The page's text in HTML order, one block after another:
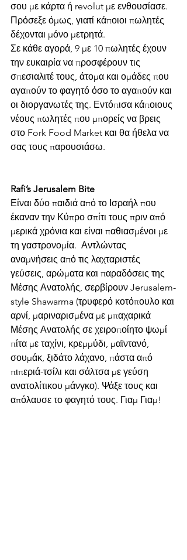
σου με κάρτα ή revolut με ενθουσίασε.
Πρόσεξε όμως, γιατί κάποιοι πωλητές
δέχονται μόνο μετρητά.
Σε κάθε αγορά, 9 με 10 πωλητές έχουν
την ευκαιρία να προσφέρουν τις
σπεσιαλιτέ τους, άτομα και ομάδες που
αγαπούν το φαγητό όσο το αγαπούν και
οι διοργανωτές της. Εντόπισα κάποιους
νέους πωλητές που μπορείς να βρεις
στο Fork Food Market και θα ήθελα να
σας τους παρουσιάσω.
Rafi’s Jerusalem Bite
Είναι δύο παιδιά από το Ισραήλ που
έκαναν την Κύπρο σπίτι τους πριν από
μερικά χρόνια και είναι παθιασμένοι με
τη γαστρονομία.  Αντλώντας
αναμνήσεις από τις λαχταριστές
γεύσεις, αρώματα και παραδόσεις της
Μέσης Ανατολής, σερβίρουν Jerusalem-
style Shawarma (τρυφερό κοτόπουλο και
αρνί, μαριναρισμένα με μπαχαρικά
Μέσης Ανατολής σε χειροποίητο ψωμί
πίτα με ταχίνι, κρεμμύδι, μαϊντανό,
σουμάκ, ξιδάτο λάχανο, πάστα από
πιπεριά-τσίλι και σάλτσα με γεύση
ανατολίτικου μάνγκο). Ψάξε τους και
απόλαυσε το φαγητό τους. Γιαμ Γιαμ!